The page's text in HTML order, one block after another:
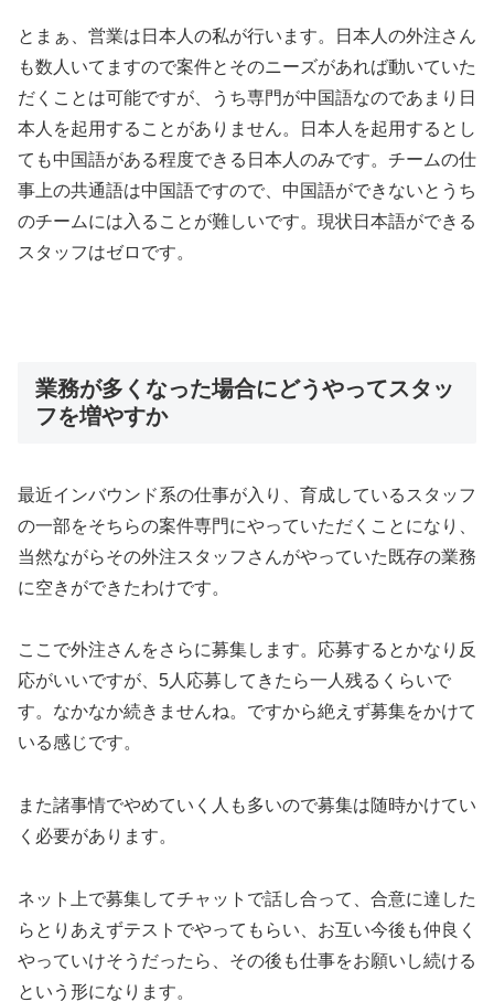
とまぁ、営業は日本人の私が行います。日本人の外注さん
も数人いてますので案件とそのニーズがあれば動いていた
だくことは可能ですが、うち専門が中国語なのであまり日
本人を起用することがありません。日本人を起用するとし
ても中国語がある程度できる日本人のみです。チームの仕
事上の共通語は中国語ですので、中国語ができないとうち
のチームには入ることが難しいです。現状日本語ができる
スタッフはゼロです。
業務が多くなった場合にどうやってスタッ
フを増やすか
最近インバウンド系の仕事が入り、育成しているスタッフ
の一部をそちらの案件専門にやっていただくことになり、
当然ながらその外注スタッフさんがやっていた既存の業務
に空きができたわけです。
ここで外注さんをさらに募集します。応募するとかなり反
応がいいですが、5人応募してきたら一人残るくらいで
す。なかなか続きませんね。ですから絶えず募集をかけて
いる感じです。
また諸事情でやめていく人も多いので募集は随時かけてい
く必要があります。
ネット上で募集してチャットで話し合って、合意に達した
らとりあえずテストでやってもらい、お互い今後も仲良く
やっていけそうだったら、その後も仕事をお願いし続ける
という形になります。